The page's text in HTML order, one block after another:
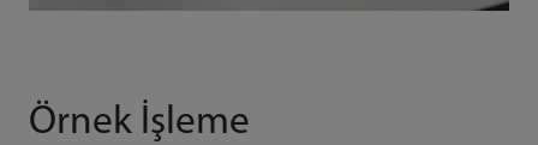
Örnek İşleme